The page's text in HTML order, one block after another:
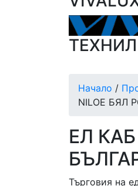
ТЕХНИЛ
Начало /
NILOE БЯЛ
ЕЛ КАБ
Търговия на